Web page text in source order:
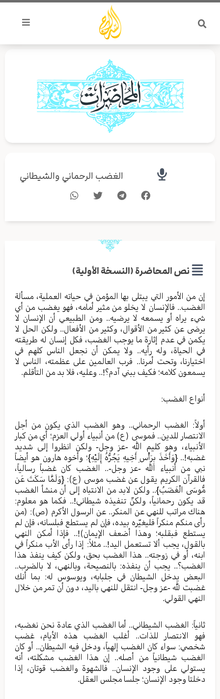
تخطي
المحتوى
الغضب الرحماني والشيطاني
نص المحاضرة (النسخة الأولية)
إن من الأمور التي يبتلى بها المؤمن في حياته العملية، مسألة
الغضب.. فالإنسان لا يخلو من مثير أمامه، فهو يغضب من أي
شيء يراه أو يسمعه لا يرضيه.. ومن الطبيعي أن الإنسان لا
يرضى عن كثير من الأقوال، وكثير من الأفعال.. ولكن الحل لا
يكمن في عدم إثارة ما يوجب الغضب، فكل إنسان له طريقته
في الحياة، وله رأيه.. ولا يمكن أن نجعل الناس كلهم في
اختيارنا، وتحت أمرنا.. فرب العالمين على عظمته، الناس لا
يسمعون كلامه؛ فكيف ببني آدم؟!.. وعليه، فلا بد من التأقلم.
أنواع الغضب:
أولاً: الغضب الرحماني.. وهو الغضب الذي يكون من أجل
الانتصار للدين.. فموسى (ع) من أنبياء أولي العزم؛ أي من كبار
الأنبياء، وهو كليم الله -عز وجل- ولكن انظروا إلى شديد
غضبه!.. {وَأَخَذَ بِرَأْسِ أَخِيهِ يَجُرُّهُ إِلَيْهِ}؛ وأخوه هارون هو أيضاً
نبي من أنبياء الله -عز وجل-.. الغضب كان غضباً رسالياً،
فالقرآن الكريم يقول عن غضب موسى (ع): {وَلَمَّا سَكَتَ عَن
مُّوسَى الْغَضَبُ}.. ولكن لابد من الانتباه إلى أن منشأ الغضب
قد يكون رحمانياً، ولكنّ تنفيذه شيطاني!.. فكما هو معلوم:
هناك مراتب للنهي عن المنكر.. عن الرسول الأكرم (ص): (من
رأى منكم منكراً فليغيّره بيده، فإن لم يستطع فبلسانه، فإن لم
يستطع فبقلبه؛ وهذا أضعف الإيمان)!.. فإذا أمكن النهي
بالقول، يجب ألا تستعمل اليد!.. مثلاً: إذا رأى الأب منكراً في
ابنه، أو في زوجته.. هذا الغضب بحق، ولكن كيف ينفذ هذا
الغضب؟.. يجب أن ينفذه: بالنصيحة، وبالنهي، لا بالضرب..
البعض يدخل الشيطان في جلبابه، ويوسوس له: بما أنك
غضبت لله -عز وجل- انتقل للنهي باليد، دون أن تمر من خلال
النهي القولي.
ثانياً: الغضب الشيطاني.. أما الغضب الذي عادة نحن نغضبه،
فهو الانتصار للذات.. أغلب الغضب هذه الأيام، غضب
شخصي: سواء كان الغضب إلهياً، ودخل فيه الشيطان.. أو كان
الغضب شيطانياً من أصله.. إن هذا الغضب مشكلته، أنه
يستولي على وجود الإنسان.. فالشهوة والغضب قوتان، إذا
دخلتا وجود الإنسان؛ جلسا مجلس العقل.